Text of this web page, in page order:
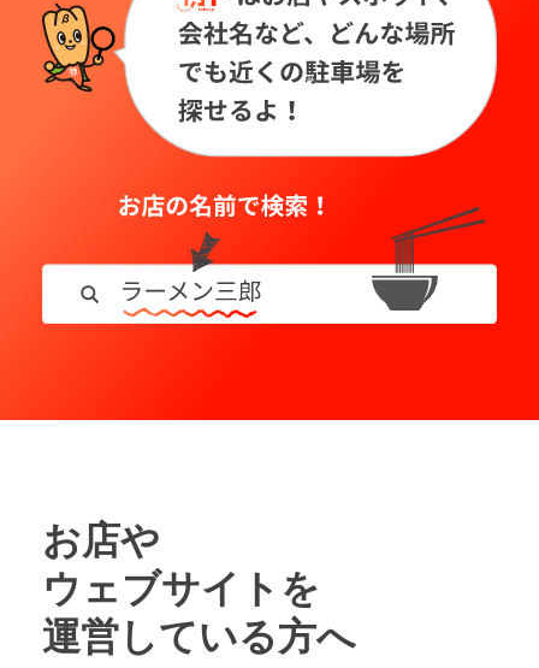
お店や
ウェブサイトを
運営している方へ